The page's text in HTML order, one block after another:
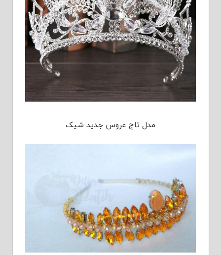
مدل تاج عروس جدید شیک